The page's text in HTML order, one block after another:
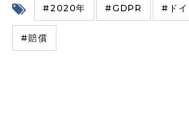
#2020年 #GDPR #ドイ
#賠償